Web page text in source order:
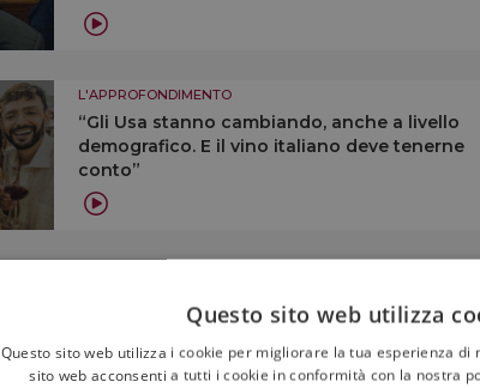
L'APPROFONDIMENTO
“Gli Usa stanno cambiando, anche a livello
demografico. E il vino italiano deve tenerne
conto”
Per il vino, il futuro è complesso. Serviranno
identità territoriale e “anima”, citando
Questo sito web utilizza
Questo sito web utilizza i cookie per migliorare la tua esperienza di
sito web acconsenti a tutti i cookie in conformità con la nostra